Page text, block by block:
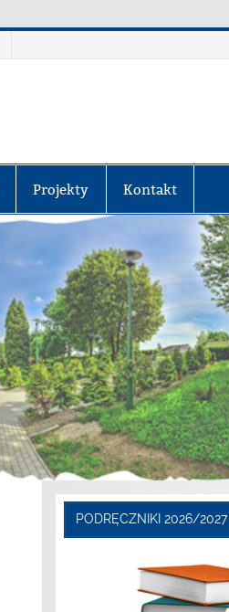
Projekty Kontakt
PODRĘCZNIKI 2026/2027